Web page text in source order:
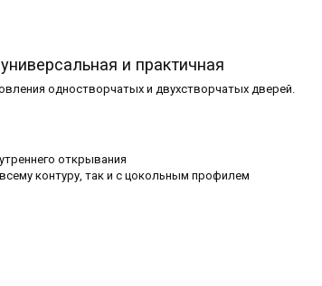
и практичная
одностворчатых и двухстворчатых дверей.
открывания
контуру, так и с цокольным профилем